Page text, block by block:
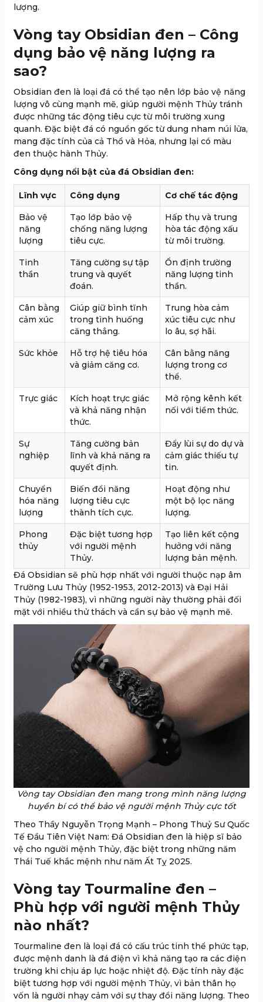
lượng.
Vòng tay Obsidian đen – Công
dụng bảo vệ năng lượng ra
sao?
Obsidian đen là loại đá có thể tạo nên lớp bảo vệ năng
lượng vô cùng mạnh mẽ, giúp người mệnh Thủy tránh
được những tác động tiêu cực từ môi trường xung
quanh. Đặc biệt đá có nguồn gốc từ dung nham núi lửa,
mang đặc tính của cả Thổ và Hỏa, nhưng lại có màu
đen thuộc hành Thủy.
Công dụng nổi bật của đá Obsidian đen:
Lĩnh vực Công dụng Cơ chế tác động
Bảo vệ
năng
lượng
Tạo lớp bảo vệ
chống năng lượng
tiêu cực.
Hấp thụ và trung
hòa tác động xấu
từ môi trường.
Tinh
thần
Tăng cường sự tập
trung và quyết
đoán.
Ổn định trường
năng lượng tinh
thần.
Cân bằng
cảm xúc
Giúp giữ bình tĩnh
trong tình huống
căng thẳng.
Trung hòa cảm
xúc tiêu cực như
lo âu, sợ hãi.
Sức khỏe
Hỗ trợ hệ tiêu hóa
và giảm căng cơ.
Cân bằng năng
lượng trong cơ
thể.
Trực giác
Kích hoạt trực giác
và khả năng nhận
thức.
Mở rộng kênh kết
nối với tiềm thức.
Sự
nghiệp
Tăng cường bản
lĩnh và khả năng ra
quyết định.
Đẩy lùi sự do dự và
cảm giác thiếu tự
tin.
Chuyển
hóa năng
lượng
Biến đổi năng
lượng tiêu cực
thành tích cực.
Hoạt động như
một bộ lọc năng
lượng.
Phong
thủy
Đặc biệt tương hợp
với người mệnh
Thủy.
Tạo liên kết cộng
hưởng với năng
lượng bản mệnh.
Đá Obsidian sẽ phù hợp nhất với người thuộc nạp âm
Trường Lưu Thủy (1952-1953, 2012-2013) và Đại Hải
Thủy (1982-1983), vì những người này thường phải đối
mặt với nhiều thử thách và cần sự bảo vệ mạnh mẽ.
Vòng tay Obsidian đen mang trong mình năng lượng
huyền bí có thể bảo vệ người mệnh Thủy cực tốt
Theo Thầy Nguyễn Trọng Mạnh – Phong Thuỷ Sư Quốc
Tế Đầu Tiên Việt Nam: Đá Obsidian đen là hiệp sĩ bảo
vệ cho người mệnh Thủy, đặc biệt trong những năm
Thái Tuế khắc mệnh như năm Ất Tỵ 2025.
Vòng tay Tourmaline đen –
Phù hợp với người mệnh Thủy
nào nhất?
Tourmaline đen là loại đá có cấu trúc tinh thể phức tạp,
được mệnh danh là đá điện vì khả năng tạo ra các điện
trường khi chịu áp lực hoặc nhiệt độ. Đặc tính này đặc
biệt tương hợp với người mệnh Thủy, vì bản thân họ
vốn là người nhạy cảm với sự thay đổi năng lượng. Theo